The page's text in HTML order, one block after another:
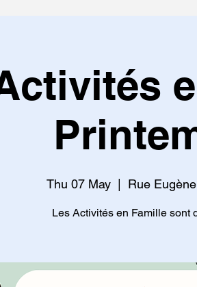
Thu 07 May
  |
Rue
Les Activités en Famille sont